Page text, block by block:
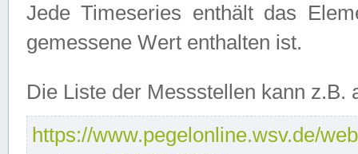
Jede Timeseries enthält das
gemessene Wert enthalten ist.
Die Liste der Messstellen kann
https://www.pegelonline.wsv.de/